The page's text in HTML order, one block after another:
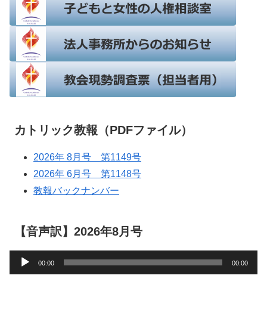
カトリック教報（PDFファイル）
2026年 8月号 第1149号
2026年 6月号 第1148号
教報バックナンバー
【音声訳】2026年8月号
声
00:00 00:00